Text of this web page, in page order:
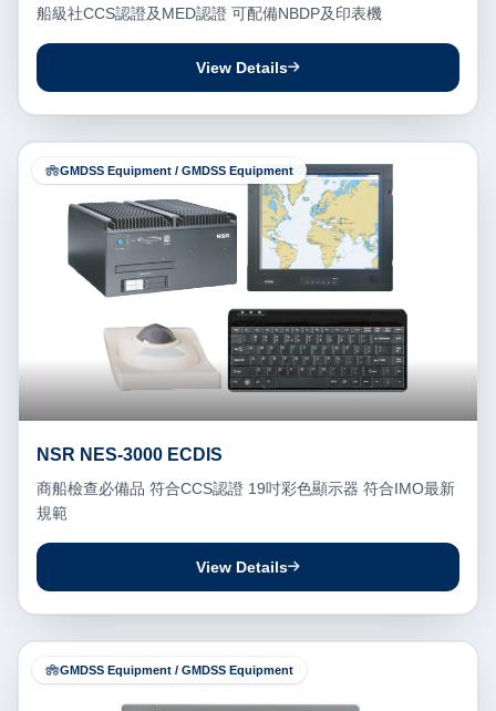
船級社CCS認證及MED認證 可配備NBDP及印表機
View Details
GMDSS Equipment / GMDSS Equipment
NSR NES-3000 ECDIS
商船檢查必備品 符合CCS認證 19吋彩色顯示器 符合IMO最新
規範
View Details
GMDSS Equipment / GMDSS Equipment